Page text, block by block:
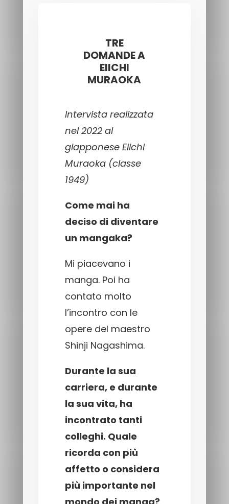
TRE
DOMANDE A
EIICHI
MURAOKA
Intervista realizzata
nel 2022 al
giapponese Eiichi
Muraoka (classe
1949)
Come mai ha
deciso di diventare
un mangaka?
Mi piacevano i
manga. Poi ha
contato molto
l’incontro con le
opere del maestro
Shinji Nagashima.
Durante la sua
carriera, e durante
la sua vita, ha
incontrato tanti
colleghi. Quale
ricorda con più
affetto o considera
più importante nel